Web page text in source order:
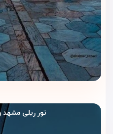
ویداگشت رزرو
رزروهتل الماس ۱ مشهد از
قبل از سفر، انتخابی دقیق‌تر و
زائرانی مناسب است که
تور ریلی مشهد